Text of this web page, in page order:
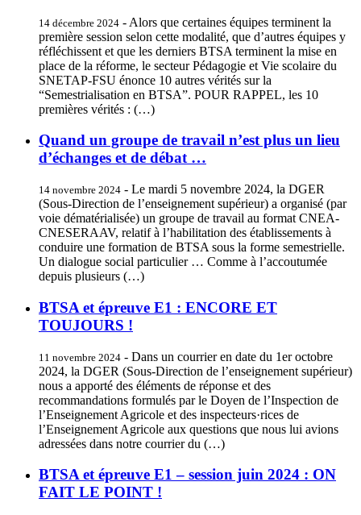
14 décembre 2024 - Alors que certaines équipes terminent la
première session selon cette modalité, que d’autres équipes y
réfléchissent et que les derniers BTSA terminent la mise en
place de la réforme, le secteur Pédagogie et Vie scolaire du
SNETAP-FSU énonce 10 autres vérités sur la
“Semestrialisation en BTSA”. POUR RAPPEL, les 10
premières vérités : (…)
Quand un groupe de travail n’est plus un lieu
d’échanges et de débat …
14 novembre 2024 - Le mardi 5 novembre 2024, la DGER
(Sous-Direction de l’enseignement supérieur) a organisé (par
voie dématérialisée) un groupe de travail au format CNEA-
CNESERAAV, relatif à l’habilitation des établissements à
conduire une formation de BTSA sous la forme semestrielle.
Un dialogue social particulier … Comme à l’accoutumée
depuis plusieurs (…)
BTSA et épreuve E1 : ENCORE ET
TOUJOURS !
11 novembre 2024 - Dans un courrier en date du 1er octobre
2024, la DGER (Sous-Direction de l’enseignement supérieur)
nous a apporté des éléments de réponse et des
recommandations formulés par le Doyen de l’Inspection de
l’Enseignement Agricole et des inspecteurs·rices de
l’Enseignement Agricole aux questions que nous lui avions
adressées dans notre courrier du (…)
BTSA et épreuve E1 – session juin 2024 : ON
FAIT LE POINT !